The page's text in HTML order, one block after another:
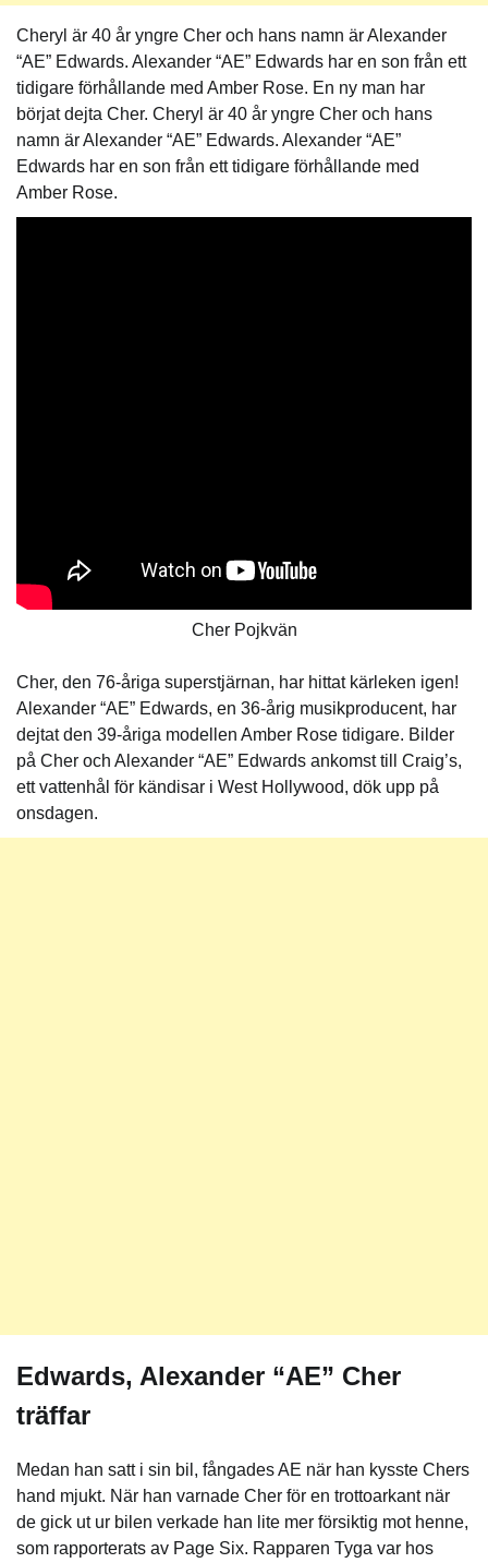
Cheryl är 40 år yngre Cher och hans namn är Alexander
“AE” Edwards. Alexander “AE” Edwards har en son från ett
tidigare förhållande med Amber Rose. En ny man har
börjat dejta Cher. Cheryl är 40 år yngre Cher och hans
namn är Alexander “AE” Edwards. Alexander “AE”
Edwards har en son från ett tidigare förhållande med
Amber Rose.
Cher Pojkvän
Cher, den 76-åriga superstjärnan, har hittat kärleken igen!
Alexander “AE” Edwards, en 36-årig musikproducent, har
dejtat den 39-åriga modellen Amber Rose tidigare. Bilder
på Cher och Alexander “AE” Edwards ankomst till Craig’s,
ett vattenhål för kändisar i West Hollywood, dök upp på
onsdagen.
Edwards, Alexander “AE” Cher
träffar
Medan han satt i sin bil, fångades AE när han kysste Chers
hand mjukt. När han varnade Cher för en trottoarkant när
de gick ut ur bilen verkade han lite mer försiktig mot henne,
som rapporterats av Page Six. Rapparen Tyga var hos